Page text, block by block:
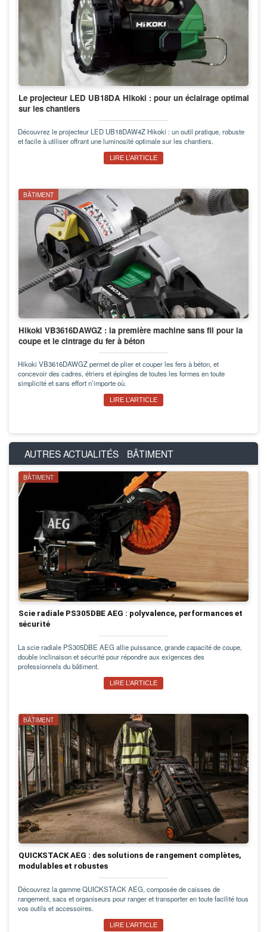
Le projecteur LED UB18DA Hikoki : pour un éclairage optimal
sur les chantiers
Découvrez le projecteur LED UB18DAW4Z Hikoki : un outil pratique, robuste
et facile à utiliser offrant une luminosité optimale sur les chantiers.
LIRE L’ARTICLE
BÂTIMENT
Hikoki VB3616DAWGZ : la première machine sans fil pour la
coupe et le cintrage du fer à béton
Hikoki VB3616DAWGZ permet de plier et couper les fers à béton, et
concevoir des cadres, étriers et épingles de toutes les formes en toute
simplicité et sans effort n’importe où.
LIRE L’ARTICLE
AUTRES ACTUALITÉS BÂTIMENT
BÂTIMENT
Scie radiale PS305DBE AEG : polyvalence, performances et
sécurité
La scie radiale PS305DBE AEG allie puissance, grande capacité de coupe,
double inclinaison et sécurité pour répondre aux exigences des
professionnels du bâtiment.
LIRE L’ARTICLE
BÂTIMENT
QUICKSTACK AEG : des solutions de rangement complètes,
modulables et robustes
Découvrez la gamme QUICKSTACK AEG, composée de caisses de
rangement, sacs et organiseurs pour ranger et transporter en toute facilité tous
vos outils et accessoires.
LIRE L’ARTICLE